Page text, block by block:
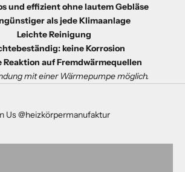
und effizient ohne lautem Gebläse
als jede Klimaanlage
Leichte Reinigung
keine Korrosion
Reaktion auf Fremdwärmequellen
mit einer Wärmepumpe möglich.
Us @heizkörpermanufaktur